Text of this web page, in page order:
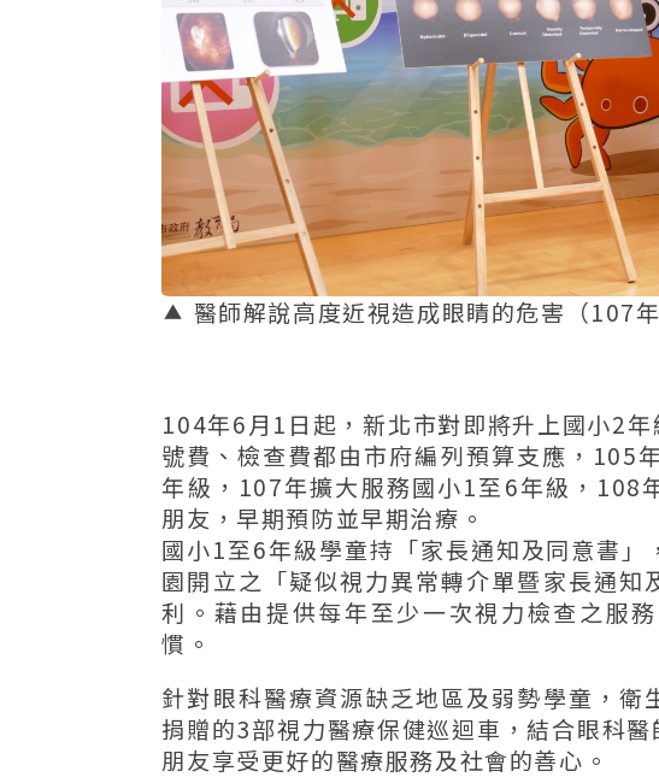
醫師解說高度近視造成眼睛的危害（107年
104年6月1日起，新北市對即將升上國小2
號費、檢查費都由市府編列預算支應，105
年級，107年擴大服務國小1至6年級，108
朋友，早期預防並早期治療。
國小1至6年級學童持「家長通知及同意書
園開立之「疑似視力異常轉介單暨家長通
利。藉由提供每年至少一次視力檢查之服
慣。
針對眼科醫療資源缺乏地區及弱勢學童，
捐贈的3部視力醫療保健巡迴車，結合眼科
朋友享受更好的醫療服務及社會的善心。